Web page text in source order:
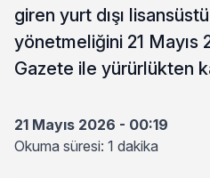
giren yurt dışı
yönetmeliğini 21 Mayıs
Gazete ile yürürlükten
21 Mayıs 2026 - 00:19
Okuma süresi: 1 dakika